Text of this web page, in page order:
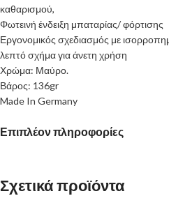
καθαρισμού,
Φωτεινή ένδειξη μπαταρίας/ φόρτισης
Εργονομικός σχεδιασμός με
λεπτό σχήμα για άνετη χρήση
Χρώμα: Μαύρο.
Βάρος: 136gr
Made In Germany
Επιπλέον πληροφορίες
Σχετικά προϊόντα